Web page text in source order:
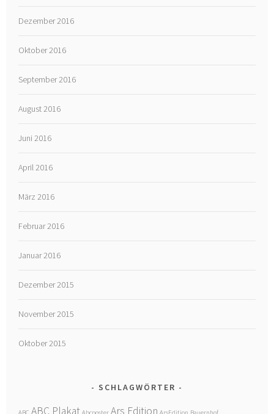
Dezember 2016
Oktober 2016
September 2016
August 2016
Juni 2016
April 2016
März 2016
Februar 2016
Januar 2016
Dezember 2015
November 2015
Oktober 2015
SCHLAGWÖRTER
ABC ABC Plakat Abcposter Ars Edition ArsEdition Bauernhof